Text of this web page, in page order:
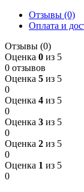
Отзывы (0)
Оплата и
Отзывы (0)
Оценка 0 из 5
0 отзывов
Оценка 5 из 5
0
Оценка 4 из 5
0
Оценка 3 из 5
0
Оценка 2 из 5
0
Оценка 1 из 5
0